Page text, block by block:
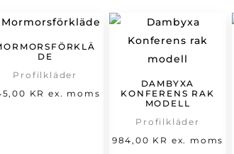
DE
Profilkläder
KR ex. moms
DAMBYXA
KONFERENS RAK
MODELL
Profilkläder
984,00 KR ex. moms